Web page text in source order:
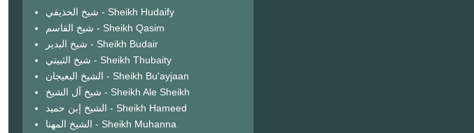
شيخ الحذيفي - Sheikh Hudaify
شيخ القاسم - Sheikh Qasim
شيخ البدير - Sheikh Budair
شيخ الثبيتي - Sheikh Thubaity
الشيخ البعيجان - Sheikh Bu'ayjaan
شيخ آل الشيخ - Sheikh Ale Sheikh
الشيخ إبن حميد - Sheikh Hameed
الشيخ المهنا - Sheikh Muhanna